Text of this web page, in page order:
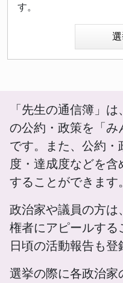
す。
「先生の通信簿」
の公約・政策を「み
です。また、公約
度・達成度などを
することができます。
政治家や議員の方
権者にアピールする
日頃の活動報告も登
選挙の際に各政治家